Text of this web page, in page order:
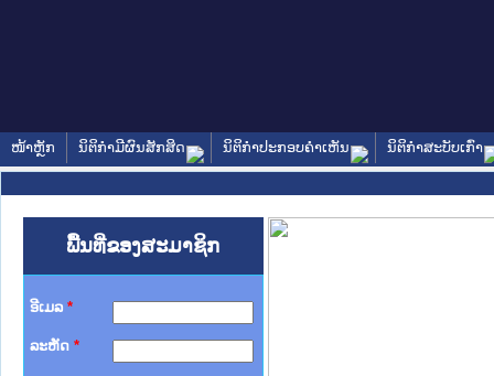
ໜ້າຫຼັກ ນິຕິກໍາມີຜົນສັກສິດ ນິຕິກໍາປະກອບຄໍາເຫັນ ນິຕິກໍາສະບັບເກົ່າ
ພື້ນທີ່ຂອງສະມາຊິກ
ອີເມລ *
ລະຫັດ *